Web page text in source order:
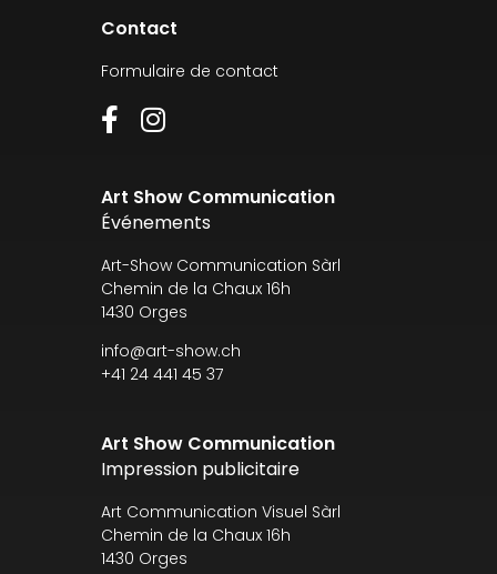
Contact
Formulaire de contact
Art Show Communication
Événements
Art-Show Communication Sàrl
Chemin de la Chaux 16h
1430 Orges
info@art-show.ch
+41 24 441 45 37
Art Show Communication
Impression publicitaire
Art Communication Visuel Sàrl
Chemin de la Chaux 16h
1430 Orges